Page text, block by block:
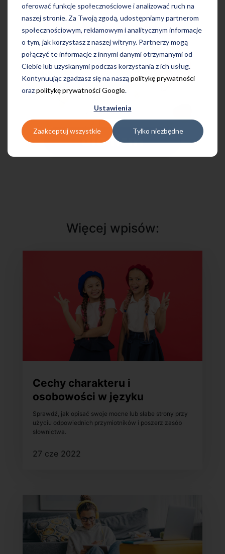
oferować funkcje społecznościowe i analizować ruch na
naszej stronie. Za Twoją zgodą, udostępniamy partnerom
społecznościowym, reklamowym i analitycznym informacje
o tym, jak korzystasz z naszej witryny. Partnerzy mogą
połączyć te informacje z innymi danymi otrzymanymi od
Ciebie lub uzyskanymi podczas korzystania z ich usług.
Kontynuując zgadzasz się na nasząpolitykę prywatności
orazpolitykę prywatności Google.
Ustawienia
Zaakceptuj wszystkie Tylko niezbędne
Więcej wpisów:
Cechy charakteru i
osobowości w języku
francuskim – poszerz zasób
słownictwa!
Sprawdź, jak opisać swoje mocne lub słabe strony przy
użyciu odpowiednich przymiotników i poszerz zasób
słownictwa.
27 cze 2022